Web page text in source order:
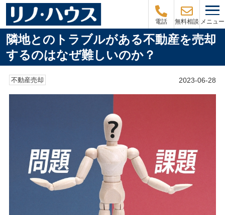
電話 無料相談 メニュー
隣地とのトラブルがある不動産を売却
するのはなぜ難しいのか？
不動産売却 2023-06-28